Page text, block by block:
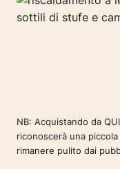
NB: Acquistando da
riconoscerà una
rimanere pulito dai